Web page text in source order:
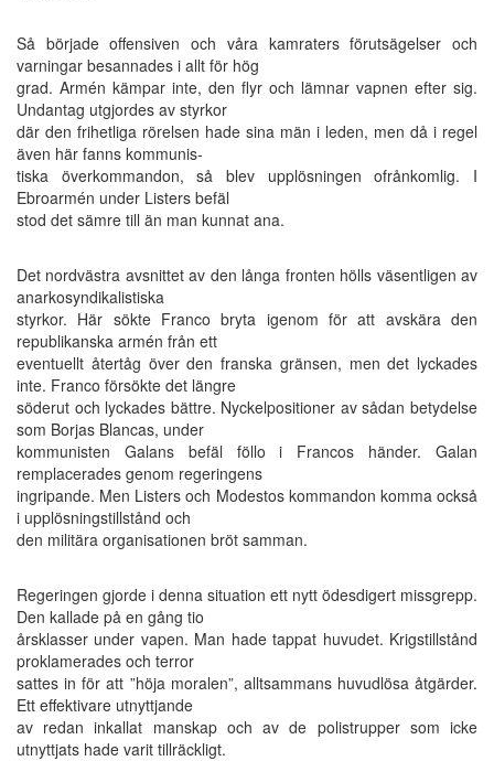
Så började offensiven och våra kamraters förutsägelser och
varningar besannades i allt för hög
grad. Armén kämpar inte, den flyr och lämnar vapnen efter sig.
Undantag utgjordes av styrkor
där den frihetliga rörelsen hade sina män i leden, men då i regel
även här fanns kommunis-
tiska överkommandon, så blev upplösningen ofrånkomlig. I
Ebroarmén under Listers befäl
stod det sämre till än man kunnat ana.
Det nordvästra avsnittet av den långa fronten hölls väsentligen av
anarkosyndikalistiska
styrkor. Här sökte Franco bryta igenom för att avskära den
republikanska armén från ett
eventuellt återtåg över den franska gränsen, men det lyckades
inte. Franco försökte det längre
söderut och lyckades bättre. Nyckelpositioner av sådan betydelse
som Borjas Blancas, under
kommunisten Galans befäl föllo i Francos händer. Galan
remplacerades genom regeringens
ingripande. Men Listers och Modestos kommandon komma också
i upplösningstillstånd och
den militära organisationen bröt samman.
Regeringen gjorde i denna situation ett nytt ödesdigert missgrepp.
Den kallade på en gång tio
årsklasser under vapen. Man hade tappat huvudet. Krigstillstånd
proklamerades och terror
sattes in för att ”höja moralen”, alltsammans huvudlösa åtgärder.
Ett effektivare utnyttjande
av redan inkallat manskap och av de polistrupper som icke
utnyttjats hade varit tillräckligt.